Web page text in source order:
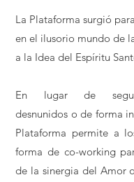
La Plataforma surgió
en el ilusorio mundo de
a la Idea del Espíritu
En lugar de
desnunidos o de forma
Plataforma permite a
forma de co-working
de la sinergia del Amor